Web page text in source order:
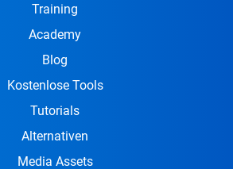
Training
Academy
Blog
Kostenlose Tools
Tutorials
Alternativen
Media Assets